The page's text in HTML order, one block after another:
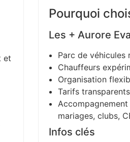
et
Pourquoi
Les + Aurore
Parc de véhicules
Chauffeurs
Organisation
Tarifs
Accompagnement
mariages, clubs,
Infos clés